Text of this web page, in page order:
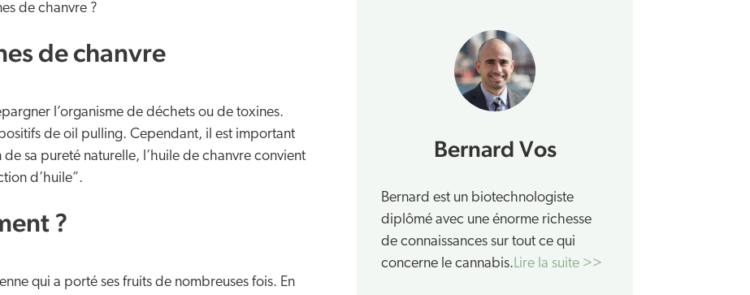
de chanvre ?
de chanvre
l’organisme de déchets ou de toxines.
de oil pulling. Cependant, il est important
sa pureté naturelle, l’huile de chanvre convient
d’huile”.
?
qui a porté ses fruits de nombreuses fois. En
Bernard Vos
Bernard est un biotechnologiste
diplômé avec une énorme richesse
de connaissances sur tout ce qui
concerne le cannabis.Lire la suite >>